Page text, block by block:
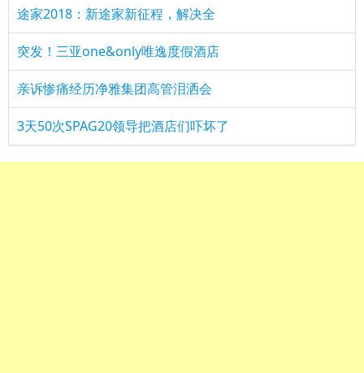
途家2018：新途家新征程，解决全
突发！三亚one&only唯逸度假酒店
亲诉惨痛经历净雅集团高管泪洒会
3天50次SPAG20领导把酒店们吓坏了